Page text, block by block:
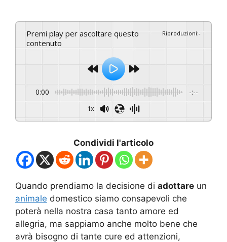
Premi play per ascoltare questo
contenuto
Riproduzioni:-
0:00 -:--
1x
Condividi l'articolo
Quando prendiamo la decisione di adottare un
animale domestico siamo consapevoli che
poterà nella nostra casa tanto amore ed
allegria, ma sappiamo anche molto bene che
avrà bisogno di tante cure ed attenzioni,